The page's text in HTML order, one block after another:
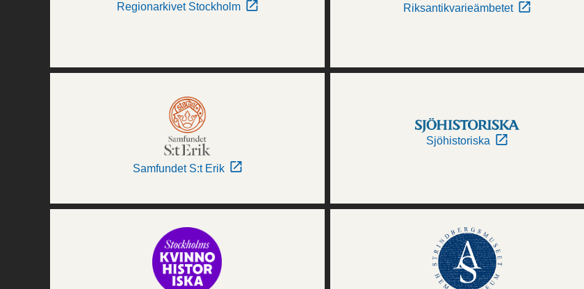
Regionarkivet Stockholm Riksantikvarieämbetet
Samfundet S:t Erik
Sjöhistoriska